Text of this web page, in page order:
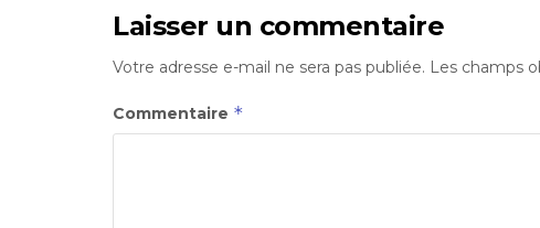
Laisser un commentaire
Votre adresse e-mail ne sera pas publiée. Les champs
Commentaire *